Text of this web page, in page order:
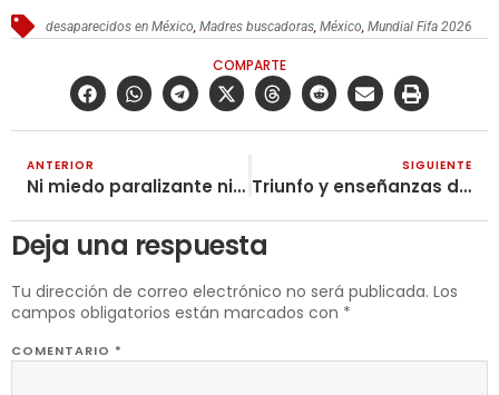
desaparecidos en México ,Madres buscadoras ,México ,Mundial Fifa 2026
COMPARTE
ANTERIOR
Ni miedo paralizante ni falsas ilusiones: organización popular frente a la amenaza reaccionaria
SIGUIENTE
Triunfo y enseñanzas de la huelga de los obreros de Goodyear en Yumbo
Deja una respuesta
Tu dirección de correo electrónico no será publicada. Los
campos obligatorios están marcados con *
COMENTARIO *